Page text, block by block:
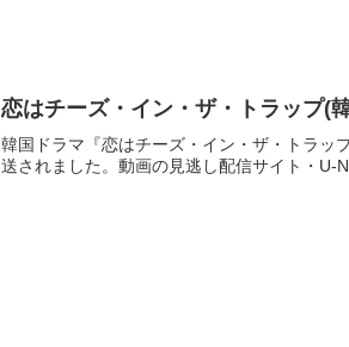
恋はチーズ・イン・ザ・トラップ(
韓国ドラマ『恋はチーズ・イン・ザ・トラッ
送されました。動画の見逃し配信サイト・U-